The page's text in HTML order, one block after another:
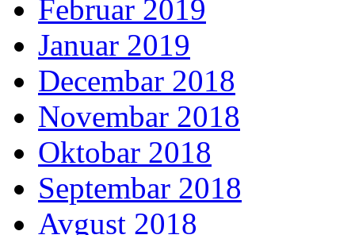
Februar 2019
Januar 2019
Decembar 2018
Novembar 2018
Oktobar 2018
Septembar 2018
Avgust 2018